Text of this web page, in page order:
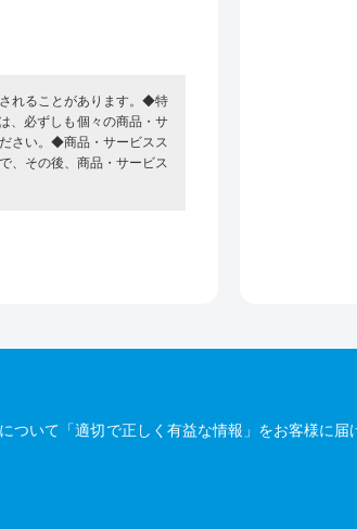
れることがあります。◆特
、必ずしも個々の商品・サ
さい。◆商品・サービスス
、その後、商品・サービス
いて「適切で正しく有益な情報」をお客様に届